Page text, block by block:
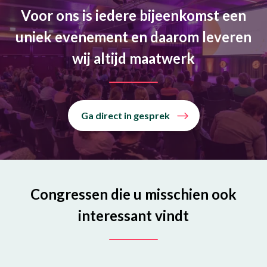
Voor ons is iedere bijeenkomst een
uniek evenement en daarom leveren
wij altijd maatwerk
Ga direct in gesprek
Congressen die u misschien ook
interessant vindt